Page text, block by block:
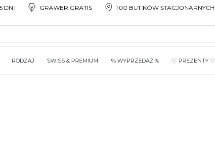
DNI GRAWER GRATIS 100 BUTIKÓW STACJONARNYCH
RODZAJ SWISS & PREMIUM % WYPRZEDAŻ % ♡ PREZENTY ♡